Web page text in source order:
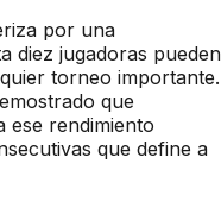
por una
diez jugadoras pueden
torneo importante.
que
ese rendimiento
que define a